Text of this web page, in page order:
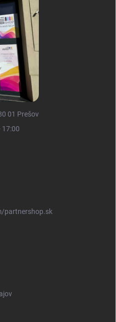
01 Prešov
17:00
partnershop.sk